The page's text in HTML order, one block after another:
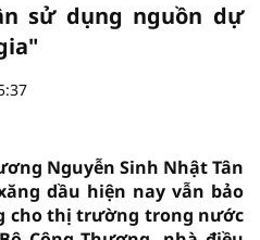
sử dụng nguồn dự
Nguyễn Sinh Nhật Tân
dầu hiện nay vẫn bảo
cho thị trường trong nước